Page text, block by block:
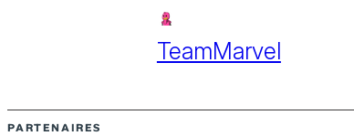
TeamMarvel
PARTENAIRES